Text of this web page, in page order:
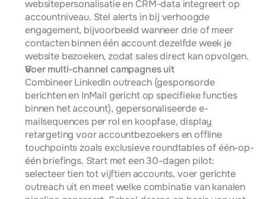
websitepersonalisatie en CRM-data integreert op
accountniveau. Stel alerts in bij verhoogde
engagement, bijvoorbeeld wanneer drie of meer
contacten binnen één account dezelfde week je
website bezoeken, zodat sales direct kan opvolgen.
Voer multi-channel campagnes uit
Combineer LinkedIn outreach (gesponsorde
berichten en InMail gericht op specifieke functies
binnen het account), gepersonaliseerde e-
mailsequences per rol en koopfase, display
retargeting voor accountbezoekers en offline
touchpoints zoals exclusieve roundtables of één-op-
één briefings. Start met een 30-dagen pilot:
selecteer tien tot vijftien accounts, voer gerichte
outreach uit en meet welke combinatie van kanalen